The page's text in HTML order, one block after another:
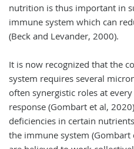
nutrition is thus important in
immune system which can
(Beck and Levander, 2000).
It is now recognized that the
system requires several
often synergistic roles at
response (Gombart et al,
deficiencies in certain
the immune system